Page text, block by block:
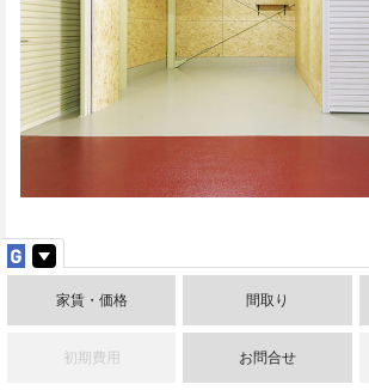
夢が広がるワイドなスペース！
家賃・価格 間取り
初期費用 お問合せ